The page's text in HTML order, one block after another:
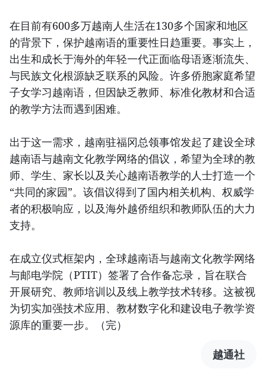
在目前有600多万越南人生活在130多个国家和地区
的背景下，保护越南语的重要性日趋重要。事实上，
出生和成长于海外的年轻一代正面临母语逐渐流失、
与民族文化根源缺乏联系的风险。许多侨胞家庭希望
子女学习越南语，但因缺乏教师、标准化教材和合适
的教学方法而遇到困难。
出于这一需求，越南驻福冈总领事馆发起了建设全球
越南语与越南文化教学网络的倡议，希望为全球的教
师、学生、家长以及关心越南语教学的人士打造一个
“共同的家园”。该倡议得到了国内相关机构、权威学
者的积极响应，以及海外越侨组织和教师队伍的大力
支持。
在成立仪式框架内，全球越南语与越南文化教学网络
与邮电学院（PTIT）签署了合作备忘录，旨在联合
开展研究、教师培训以及线上教学技术转移。这被视
为切实加强技术应用、教材数字化和建设电子教学资
源库的重要一步。（完）
越通社